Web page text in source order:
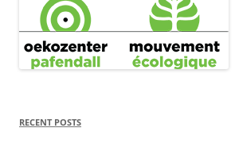
RECENT POSTS